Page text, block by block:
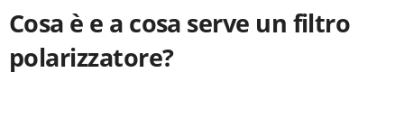
Cosa è e a cosa serve un filtro
polarizzatore?